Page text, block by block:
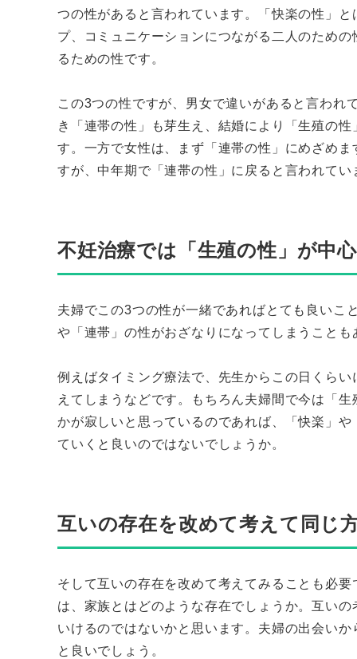
つの性があると言われています。「快楽の性」
プ、コミュニケーションにつながる二人のため
るための性です。
この3つの性ですが、男女で違いがあると言われ
き「連帯の性」も芽生え、結婚により「生殖の
す。一方で女性は、まず「連帯の性」にめざめ
すが、中年期で「連帯の性」に戻ると言われてい
不妊治療では「生殖の性」が中
夫婦でこの3つの性が一緒であればとても良いこ
や「連帯」の性がおざなりになってしまうこと
例えばタイミング療法で、先生からこの日くら
えてしまうなどです。もちろん夫婦間で今は「
かが寂しいと思っているのであれば、「快楽」
ていくと良いのではないでしょうか。
互いの存在を改めて考えて同じ
そして互いの存在を改めて考えてみることも必
は、家族とはどのような存在でしょうか。互い
いけるのではないかと思います。夫婦の出会い
と良いでしょう。